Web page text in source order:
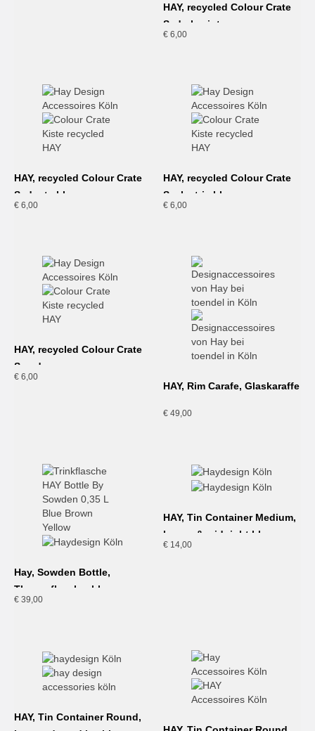
HAY, recycled Colour Crate
S, dark mint
€ 6,00
HAY, recycled Colour Crate
S, dusty blue
€ 6,00
HAY, recycled Colour Crate
S, electric blue
€ 6,00
HAY, recycled Colour Crate
S, red
€ 6,00
HAY, Rim Carafe, Glaskaraffe
€ 49,00
Hay, Sowden Bottle,
Thermoflasche, blau
€ 39,00
HAY, Tin Container Medium,
brown & midnight blue
€ 14,00
HAY, Tin Container Round,